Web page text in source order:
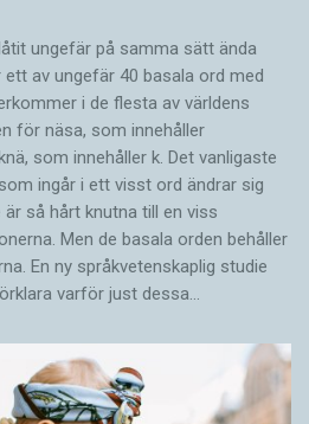
ungefär på samma sätt ända
av ungefär 40 basala ord med
i de flesta av världens
för näsa, som innehåller
som innehåller k. Det vanligaste
ingår i ett visst ord ändrar sig
så hårt knutna till en viss
Men de basala orden behåller
En ny språkvetenskaplig studie
varför just dessa…